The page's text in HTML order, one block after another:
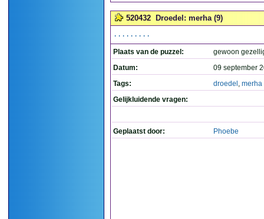
520432 Droedel: merha (9)
.........
Plaats van de puzzel:
gewoon
Datum:
09 september
Tags:
droedel , merha
Gelijkluidende vragen:
Geplaatst door: Phoebe